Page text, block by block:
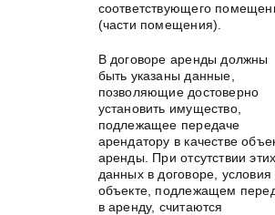
соответствующего
(части помещения).
В договоре аренды должны
быть указаны данные,
позволяющие достоверно
установить имущество,
подлежащее передаче
арендатору в качестве
аренды. При отсутствии этих
данных в договоре, условия
объекте, подлежащем
в аренду, считаются